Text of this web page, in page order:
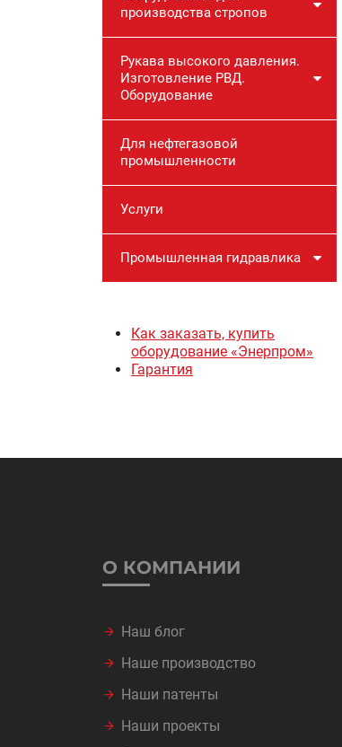
производства стропов
Рукава высокого давления.
Изготовление РВД.
Оборудование
Для нефтегазовой
промышленности
Услуги
Промышленная гидравлика
Как заказать, купить
оборудование «Энерпром»
Гарантия
О КОМПАНИИ
Наш блог
Наше производство
Наши патенты
Наши проекты